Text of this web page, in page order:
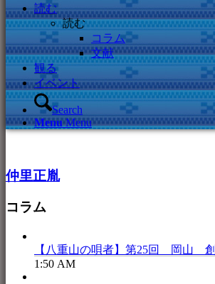
読む
読む
コラム
文献
観る
イベント
Search
Menu Menu
仲里正胤
コラム
【八重山の唄者】第25回 岡山 創
1:50 AM